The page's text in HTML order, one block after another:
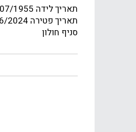
תאריך לידה 04/07/1955
תאריך פטירה 23/06/2024
סניף חולון